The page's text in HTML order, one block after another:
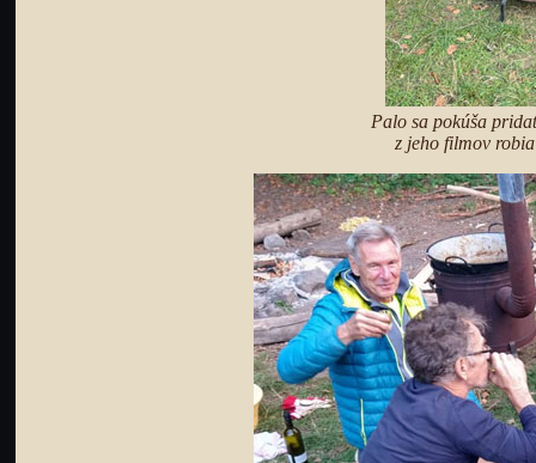
Palo sa pokúša
z jeho filmov